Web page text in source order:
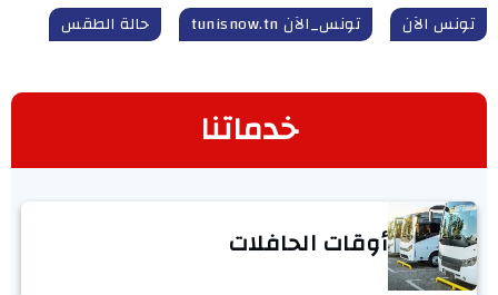
تونس الآن تونس_الآن tunisnow.tn حالة الطقس
خدماتنا
أوقات الحافلات